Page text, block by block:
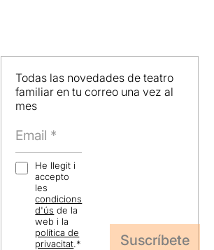
Todas las novedades de teatro
familiar en tu correo una vez al
mes
He llegit i
accepto
les
condicions
d'ús de la
web i la
política de
privacitat.*